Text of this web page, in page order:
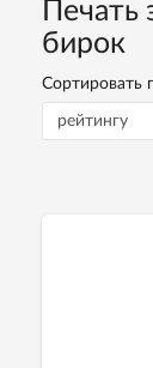
Печать
бирок
Сортировать